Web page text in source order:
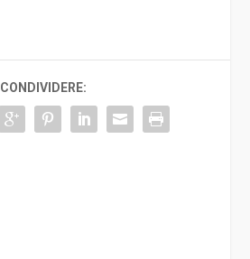
CONDIVIDERE: